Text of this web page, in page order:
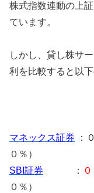
株式指数連動の上
ています。
しかし、貸し株サ
利を比較すると以
マネックス証券 ：
０％）
SBI証券 ：
０％）